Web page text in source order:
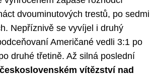
dvouminutových trestů, po sedmi
Nepříznivě se vyvíjel i druhý
Američané vedli 3:1 po
druhé třetině. Až silná poslední
československém vítězství nad